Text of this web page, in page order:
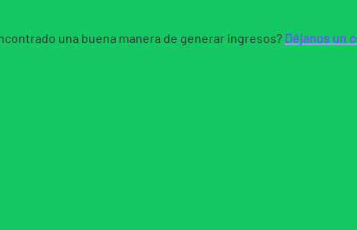
una buena manera de generar ingresos? Déjanos un